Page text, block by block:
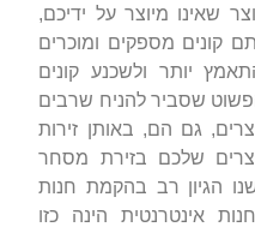
שאינו מיוצר על ידיכם,
קונים מספקים ומוכרים
יותר ולשכנע קונים
שסביר להניח שרבים
גם הם, באותן זירות
שלכם בזירת מסחר
הגיון רב בהקמת חנות
אינטרנטית הינה כזו